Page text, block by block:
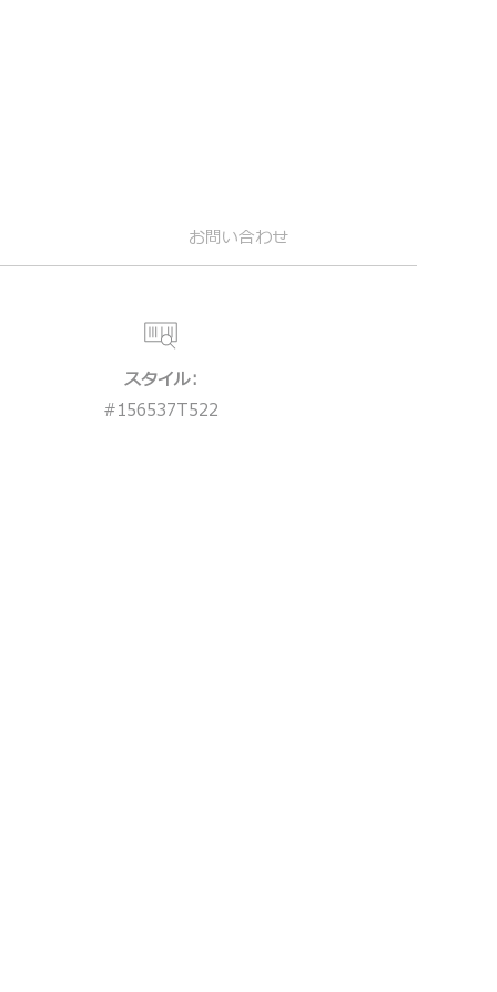
お問い合わせ
スタイル:
#156537T522